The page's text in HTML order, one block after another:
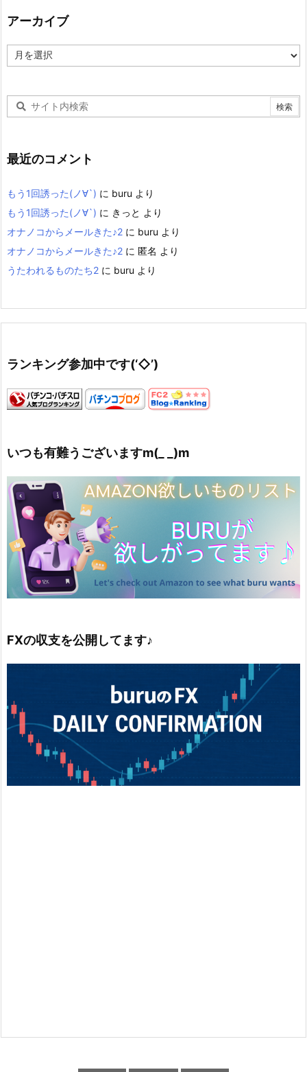
アーカイブ
ー
最近のコメント
もう1回誘った(ノ∀`) に buru より
もう1回誘った(ノ∀`) に きっと より
オナノコからメールきた♪2 に buru より
オナノコからメールきた♪2 に 匿名 より
うたわれるものたち2 に buru より
ランキング参加中です(‘◇’)ゞ
いつも有難うございますm(_ _)m
FXの収支を公開してます♪